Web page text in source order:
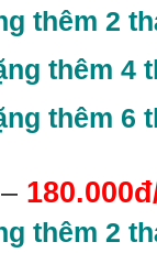
thêm 2
thêm 4
thêm 6
–
thêm 2